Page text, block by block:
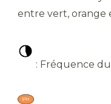
entre vert, orange
: Fréquence